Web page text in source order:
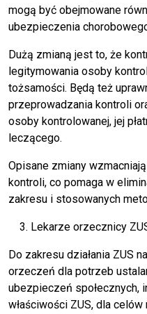
mogą być obejmowane
ubezpieczenia
Dużą zmianą jest to, że
legitymowania osoby
tożsamości. Będą też
przeprowadzania kontroli
osoby kontrolowanej, jej
leczącego.
Opisane zmiany
kontroli, co pomaga w
zakresu i stosowanych
Lekarze orzecznicy
Do zakresu działania ZUS
orzeczeń dla potrzeb
ubezpieczeń społecznych,
właściwości ZUS, dla